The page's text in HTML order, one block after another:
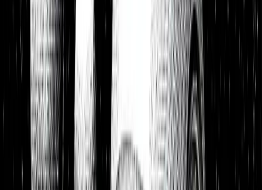
WatchlistUnsere Top-Picks zum Kauf
Portfolios26,8 % p.a. seit 2018
Finanzielle Freiheit 26,8 % p.a. Dividendendepot18,6 % p.a.
1:1 Begleitung
Über uns
7 Tage kostenlos testen